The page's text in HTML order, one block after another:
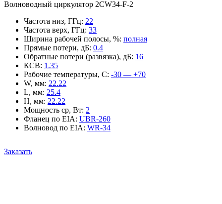
Волноводный циркулятор 2CW34-F-2
Частота низ, ГГц: 22
Частота верх, ГГц: 33
Ширина рабочей полосы, %: полная
Прямые потери, дБ: 0.4
Обратные потери (развязка), дБ: 16
КСВ: 1.35
Рабочие температуры, С: -30 — +70
W, мм: 22.22
L, мм: 25.4
H, мм: 22.22
Мощность ср, Вт: 2
Фланец по EIA: UBR-260
Волновод по EIA: WR-34
Заказать